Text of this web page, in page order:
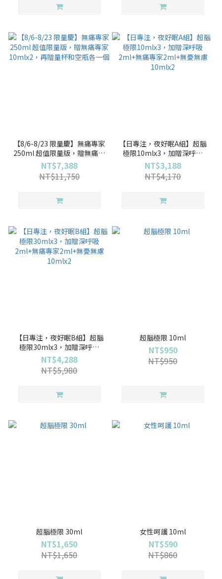
【8/6-8/23 限量慶】無痛專家
250ml 超值限量版，贈無痛專
家10mlx2，再贈量杯和空瓶
各一個
NT$7,388
NT$11,750
【日專注，夜好眠A組】超腦
極限10mlx3，加贈深呼吸
2ml+無痛專家2ml+無憂無慮
10mlx2
NT$3,188
NT$4,170
【日專注，夜好眠B組】超腦
極限30mlx3，加贈深呼吸
2ml+無痛專家2ml+無憂無慮
10mlx2
NT$4,288
NT$5,980
超腦極限 10ml
NT$950
NT$950
超腦極限 30ml
NT$1,650
NT$1,650
女性呵護 10ml
NT$590
NT$860